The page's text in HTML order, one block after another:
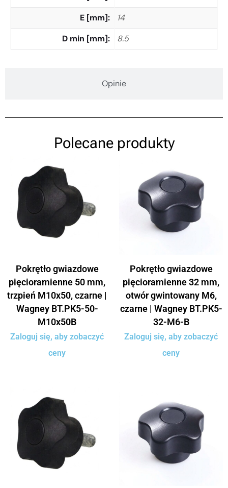
Opinie
E [mm]
14
D min [mm]
8.5
Polecane produkty
Pokrętło gwiazdowe
pięcioramienne 50 mm,
trzpień M10x50, czarne |
Wagney BT.PK5-50-
M10x50B
Zaloguj się, aby zobaczyć
ceny
Pokrętło gwiazdowe
pięcioramienne 32 mm,
otwór gwintowany M6,
czarne | Wagney BT.PK5-
32-M6-B
Zaloguj się, aby zobaczyć
ceny